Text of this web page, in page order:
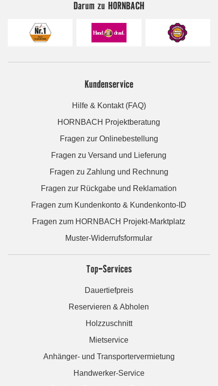
Darum zu HORNBACH
Kundenservice
Hilfe & Kontakt (FAQ)
HORNBACH Projektberatung
Fragen zur Onlinebestellung
Fragen zu Versand und Lieferung
Fragen zu Zahlung und Rechnung
Fragen zur Rückgabe und Reklamation
Fragen zum Kundenkonto & Kundenkonto-ID
Fragen zum HORNBACH Projekt-Marktplatz
Muster-Widerrufsformular
Top-Services
Dauertiefpreis
Reservieren & Abholen
Holzzuschnitt
Mietservice
Anhänger- und Transportervermietung
Handwerker-Service